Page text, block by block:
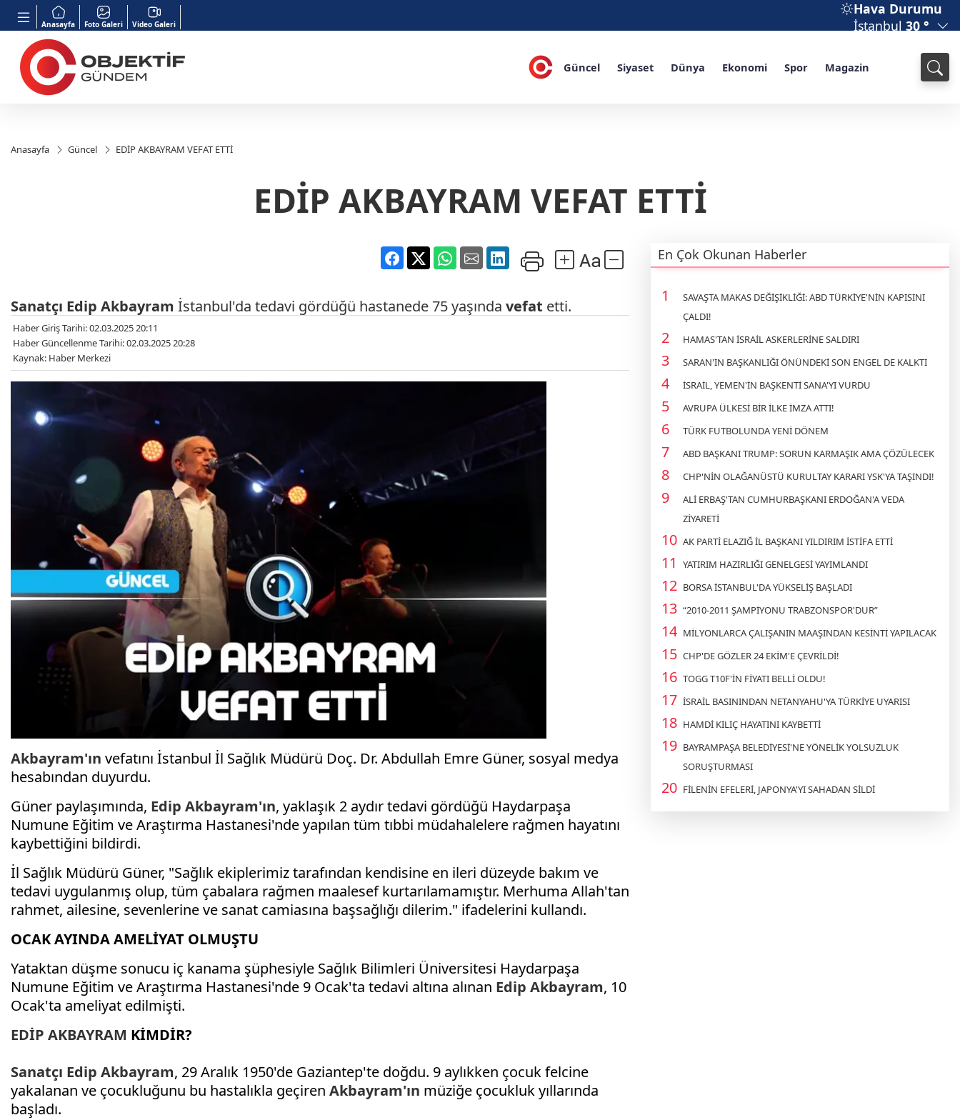
Anasayfa Foto Galeri Video Galeri
Hava Durumu
İstanbul 30 °
Güncel Siyaset Dünya Ekonomi Spor Magazin
Anasayfa Güncel EDİP AKBAYRAM VEFAT ETTİ
EDİP AKBAYRAM VEFAT ETTİ
Sanatçı Edip Akbayram İstanbul'da tedavi gördüğü hastanede 75 yaşında vefat etti.
Haber Giriş Tarihi: 02.03.2025 20:11
Haber Güncellenme Tarihi: 02.03.2025 20:28
Kaynak: Haber Merkezi
Akbayram'ın vefatını İstanbul İl Sağlık Müdürü Doç. Dr. Abdullah Emre Güner, sosyal medya
hesabından duyurdu.
Güner paylaşımında, Edip Akbayram'ın, yaklaşık 2 aydır tedavi gördüğü Haydarpaşa
Numune Eğitim ve Araştırma Hastanesi'nde yapılan tüm tıbbi müdahalelere rağmen hayatını
kaybettiğini bildirdi.
İl Sağlık Müdürü Güner, "Sağlık ekiplerimiz tarafından kendisine en ileri düzeyde bakım ve
tedavi uygulanmış olup, tüm çabalara rağmen maalesef kurtarılamamıştır. Merhuma Allah'tan
rahmet, ailesine, sevenlerine ve sanat camiasına başsağlığı dilerim." ifadelerini kullandı.
OCAK AYINDA AMELİYAT OLMUŞTU
Yataktan düşme sonucu iç kanama şüphesiyle Sağlık Bilimleri Üniversitesi Haydarpaşa
Numune Eğitim ve Araştırma Hastanesi'nde 9 Ocak'ta tedavi altına alınan Edip Akbayram, 10
Ocak'ta ameliyat edilmişti.
EDİP AKBAYRAM KİMDİR?
Sanatçı Edip Akbayram, 29 Aralık 1950'de Gaziantep'te doğdu. 9 aylıkken çocuk felcine
yakalanan ve çocukluğunu bu hastalıkla geçiren Akbayram'ın müziğe çocukluk yıllarında
başladı.
En Çok Okunan Haberler
SAVAŞTA MAKAS DEĞİŞİKLİĞİ: ABD TÜRKİYE'NİN KAPISINI
ÇALDI!
HAMAS'TAN İSRAİL ASKERLERİNE SALDIRI
SARAN'IN BAŞKANLIĞI ÖNÜNDEKİ SON ENGEL DE KALKTI
İSRAİL, YEMEN'İN BAŞKENTİ SANA'YI VURDU
AVRUPA ÜLKESİ BİR İLKE İMZA ATTI!
TÜRK FUTBOLUNDA YENİ DÖNEM
ABD BAŞKANI TRUMP: SORUN KARMAŞIK AMA ÇÖZÜLECEK
CHP'NİN OLAĞANÜSTÜ KURULTAY KARARI YSK'YA TAŞINDI!
ALİ ERBAŞ'TAN CUMHURBAŞKANI ERDOĞAN'A VEDA
ZİYARETİ
AK PARTİ ELAZIĞ İL BAŞKANI YILDIRIM İSTİFA ETTİ
YATIRIM HAZIRLIĞI GENELGESİ YAYIMLANDI
BORSA İSTANBUL'DA YÜKSELİŞ BAŞLADI
“2010-2011 ŞAMPİYONU TRABZONSPOR'DUR”
MİLYONLARCA ÇALIŞANIN MAAŞINDAN KESİNTİ YAPILACAK
CHP'DE GÖZLER 24 EKİM'E ÇEVRİLDİ!
TOGG T10F'İN FİYATI BELLİ OLDU!
İSRAİL BASININDAN NETANYAHU'YA TÜRKİYE UYARISI
HAMDİ KILIÇ HAYATINI KAYBETTİ
BAYRAMPAŞA BELEDİYESİ'NE YÖNELİK YOLSUZLUK
SORUŞTURMASI
FİLENİN EFELERİ, JAPONYA'YI SAHADAN SİLDİ